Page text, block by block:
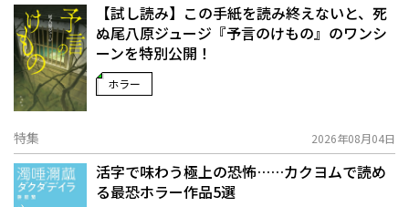
【試し読み】この手紙を読み終えないと、死
ぬ――尾八原ジュージ『予言のけもの』のワンシ
ーンを特別公開！
ホラー
特集 2026年08月04日
活字で味わう極上の恐怖……カクヨムで読め
る最恐ホラー作品5選